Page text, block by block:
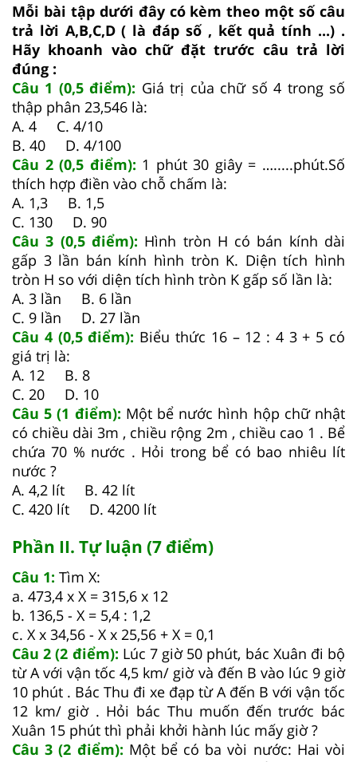
Mỗi bài tập dưới đây có kèm theo một số câu
trả lời A,B,C,D ( là đáp số , kết quả tính ...) .
Hãy khoanh vào chữ đặt trước câu trả lời
đúng :
Câu 1 (0,5 điểm): Giá trị của chữ số 4 trong số
thập phân 23,546 là:
A. 4 C. 4/10
B. 40 D. 4/100
Câu 2 (0,5 điểm): 1 phút 30 giây = ….....phút.Số
thích hợp điền vào chỗ chấm là:
A. 1,3 B. 1,5
C. 130 D. 90
Câu 3 (0,5 điểm): Hình tròn H có bán kính dài
gấp 3 lần bán kính hình tròn K. Diện tích hình
tròn H so với diện tích hình tròn K gấp số lần là:
A. 3 lần B. 6 lần
C. 9 lần D. 27 lần
Câu 4 (0,5 điểm): Biểu thức 16 – 12 : 4 3 + 5 có
giá trị là:
A. 12 B. 8
C. 20 D. 10
Câu 5 (1 điểm): Một bể nước hình hộp chữ nhật
có chiều dài 3m , chiều rộng 2m , chiều cao 1 . Bể
chứa 70 % nước . Hỏi trong bể có bao nhiêu lít
nước ?
A. 4,2 lít B. 42 lít
C. 420 lít D. 4200 lít
Phần II. Tự luận (7 điểm)
Câu 1: Tìm X:
a. 473,4 x X = 315,6 x 12
b. 136,5 - X = 5,4 : 1,2
c. X x 34,56 - X x 25,56 + X = 0,1
Câu 2 (2 điểm): Lúc 7 giờ 50 phút, bác Xuân đi bộ
từ A với vận tốc 4,5 km/ giờ và đến B vào lúc 9 giờ
10 phút . Bác Thu đi xe đạp từ A đến B với vận tốc
12 km/ giờ . Hỏi bác Thu muốn đến trước bác
Xuân 15 phút thì phải khởi hành lúc mấy giờ ?
Câu 3 (2 điểm): Một bể có ba vòi nước: Hai vòi